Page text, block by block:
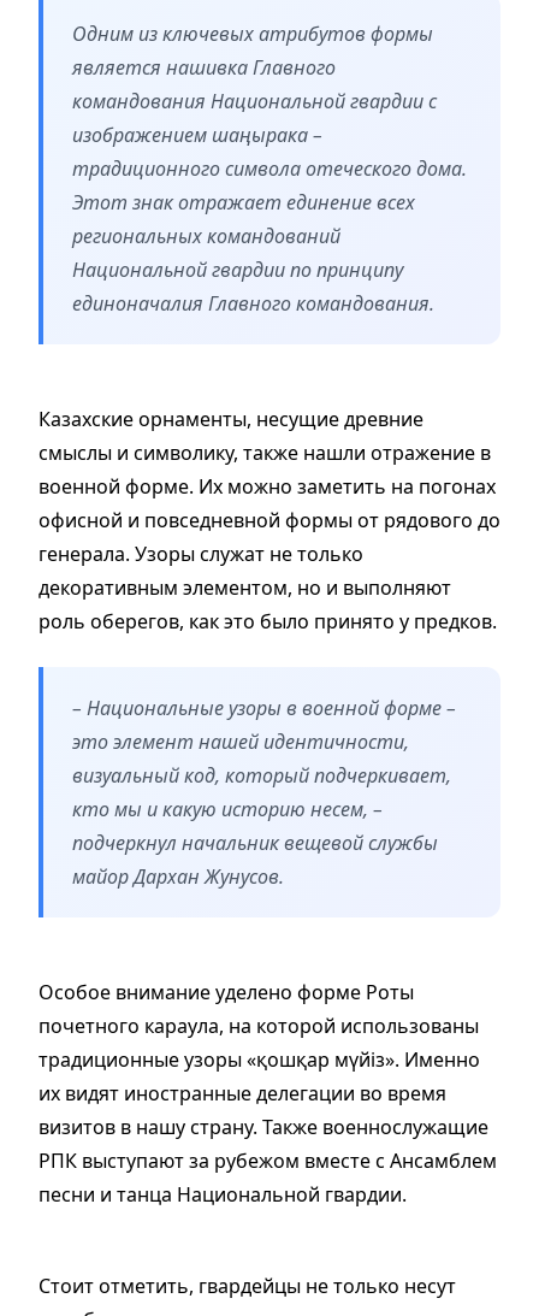
Одним из ключевых атрибутов формы
является нашивка Главного
командования Национальной гвардии с
изображением шаңырака –
традиционного символа отеческого дома.
Этот знак отражает единение всех
региональных командований
Национальной гвардии по принципу
единоначалия Главного командования.
Казахские орнаменты, несущие древние
смыслы и символику, также нашли отражение в
военной форме. Их можно заметить на погонах
офисной и повседневной формы от рядового до
генерала. Узоры служат не только
декоративным элементом, но и выполняют
роль оберегов, как это было принято у предков.
– Национальные узоры в военной форме –
это элемент нашей идентичности,
визуальный код, который подчеркивает,
кто мы и какую историю несем, –
подчеркнул начальник вещевой службы
майор Дархан Жунусов.
Особое внимание уделено форме Роты
почетного караула, на которой использованы
традиционные узоры «қошқар мүйіз». Именно
их видят иностранные делегации во время
визитов в нашу страну. Также военнослужащие
РПК выступают за рубежом вместе с Ансамблем
песни и танца Национальной гвардии.
Стоит отметить, гвардейцы не только несут